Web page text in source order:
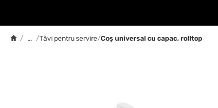
/ … /Tăvi pentru servire/Coș universal cu capac, rolltop